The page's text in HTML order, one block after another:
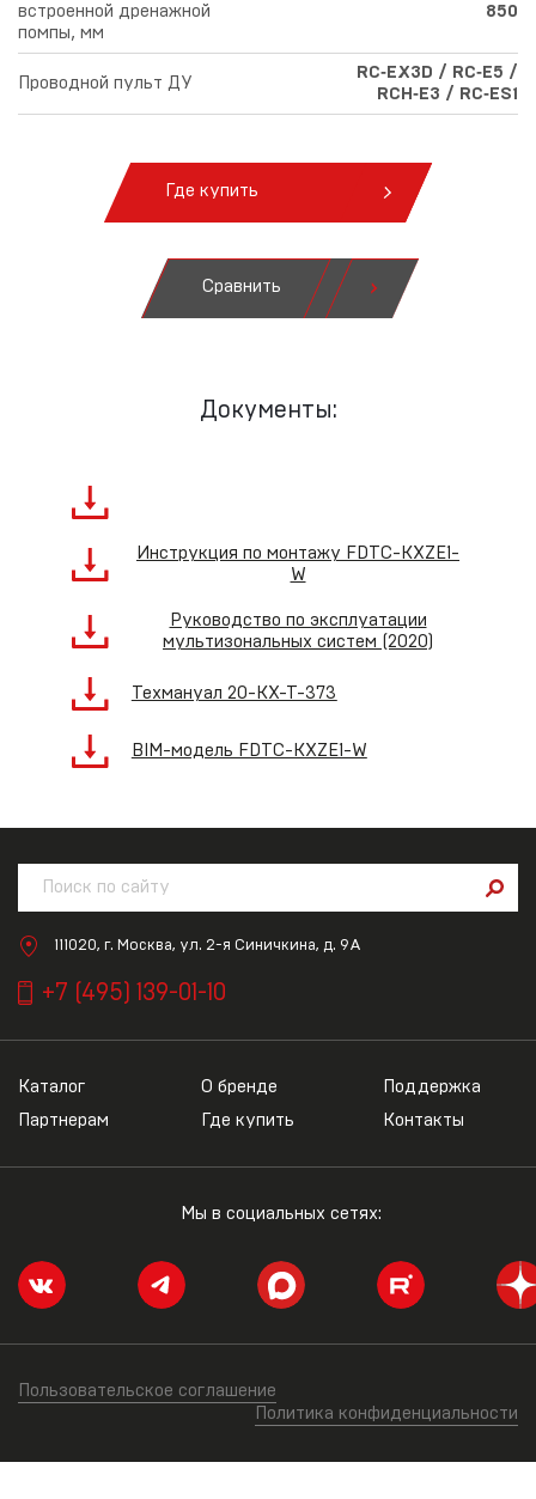
встроенной дренажной
помпы, мм
850
Проводной пульт ДУ
RC‑EX3D / RC‑E5 /
RCH‑E3 / RC‑ES1
Где купить
Сравнить
Документы:
Инструкция по монтажу FDTC-KXZE1-
W
Руководство по эксплуатации
мультизональных систем (2020)
Техмануал 20-KX-T-373
BIM-модель FDTC-KXZE1-W
111020, г. Москва, ул. 2-я Синичкина, д. 9А
+7 (495) 139-01-10
Каталог О бренде
Поддержка
Партнерам
Где купить Контакты
Мы в социальных сетях:
Пользовательское соглашение
Политика конфиденциальности